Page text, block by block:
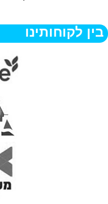
בין לקוחותינו